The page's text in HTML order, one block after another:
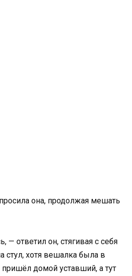
она, продолжая мешать
— ответил он, стягивая с себя
стул, хотя вешалка была в
домой уставший, а тут